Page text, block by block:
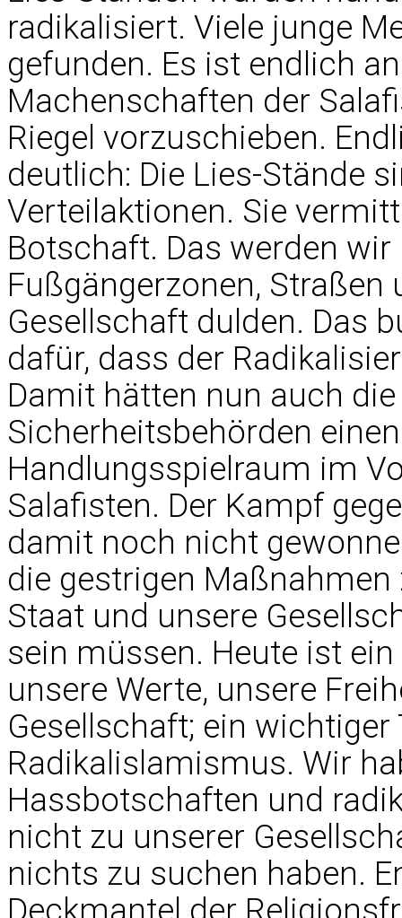
radikalisiert. Viele junge
gefunden. Es ist endlich
Machenschaften der
Riegel vorzuschieben.
deutlich: Die Lies-Stände
Verteilaktionen. Sie
Botschaft. Das werden
Fußgängerzonen, Straßen
Gesellschaft dulden. Das
dafür, dass der
Damit hätten nun auch
Sicherheitsbehörden
Handlungsspielraum im
Salafisten. Der Kampf
damit noch nicht
die gestrigen Maßnahmen
Staat und unsere
sein müssen. Heute ist
unsere Werte, unsere
Gesellschaft; ein
Radikalislamismus. Wir
Hassbotschaften und
nicht zu unserer
nichts zu suchen haben.